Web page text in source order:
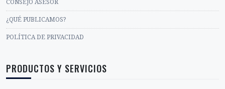
CONSEJO ASESOR
¿QUÉ PUBLICAMOS?
POLÍTICA DE PRIVACIDAD
PRODUCTOS Y SERVICIOS